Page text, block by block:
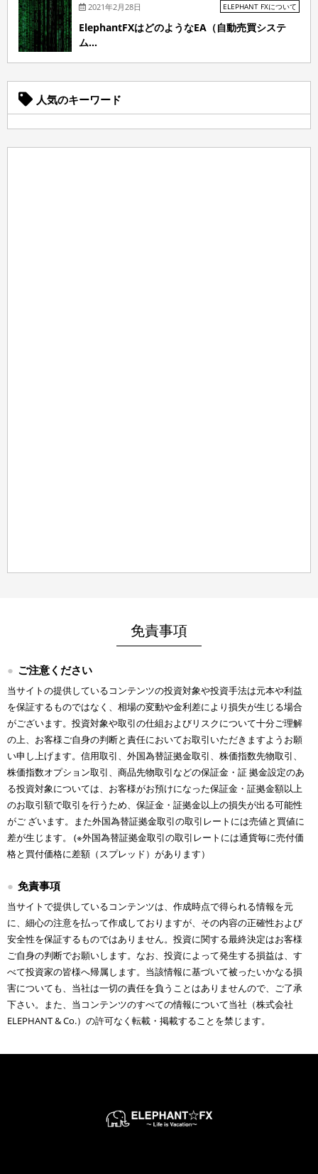
2021年2月28日 ELEPHANT FXについて
ElephantFXはどのようなEA（自動売買システ
ム...
人気のキーワード
免責事項
ご注意ください
当サイトの提供しているコンテンツの投資対象や投資手法は元本や利益
を保証するものではなく、相場の変動や金利差により損失が生じる場合
がございます。投資対象や取引の仕組およびリスクについて十分ご理解
の上、お客様ご自身の判断と責任においてお取引いただきますようお願
い申し上げます。信用取引、外国為替証拠金取引、株価指数先物取引、
株価指数オプション取引、商品先物取引などの保証金・証 拠金設定のあ
る投資対象については、お客様がお預けになった保証金・証拠金額以上
のお取引額で取引を行うため、保証金・証拠金以上の損失が出る可能性
がご ざいます。また外国為替証拠金取引の取引レートには売値と買値に
差が生じます。 (※外国為替証拠金取引の取引レートには通貨毎に売付価
格と買付価格に差額（スプレッド）があります）
免責事項
当サイトで提供しているコンテンツは、作成時点で得られる情報を元
に、細心の注意を払って作成しておりますが、その内容の正確性および
安全性を保証するものではありません。投資に関する最終決定はお客様
ご自身の判断でお願いします。なお、投資によって発生する損益は、す
べて投資家の皆様へ帰属します。当該情報に基づいて被ったいかなる損
害についても、当社は一切の責任を負うことはありませんので、ご了承
下さい。また、当コンテンツのすべての情報について当社（株式会社
ELEPHANT & Co.）の許可なく転載・掲載することを禁じます。